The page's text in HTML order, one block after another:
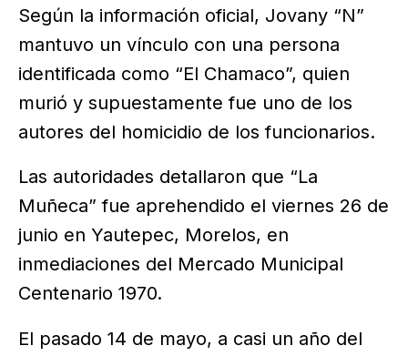
Según la información oficial, Jovany “N”
mantuvo un vínculo con una persona
identificada como “El Chamaco”, quien
murió y supuestamente fue uno de los
autores del homicidio de los funcionarios.
Las autoridades detallaron que “La
Muñeca” fue aprehendido el viernes 26 de
junio en Yautepec, Morelos, en
inmediaciones del Mercado Municipal
Centenario 1970.
El pasado 14 de mayo, a casi un año del